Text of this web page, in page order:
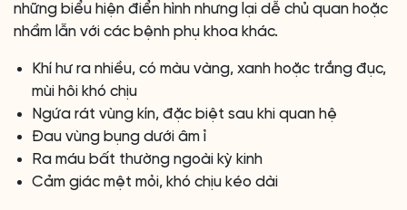
những biểu hiện điển hình nhưng lại dễ chủ quan hoặc
nhầm lẫn với các bệnh phụ khoa khác.
Khí hư ra nhiều, có màu vàng, xanh hoặc trắng đục,
mùi hôi khó chịu
Ngứa rát vùng kín, đặc biệt sau khi quan hệ
Đau vùng bụng dưới âm ỉ
Ra máu bất thường ngoài kỳ kinh
Cảm giác mệt mỏi, khó chịu kéo dài